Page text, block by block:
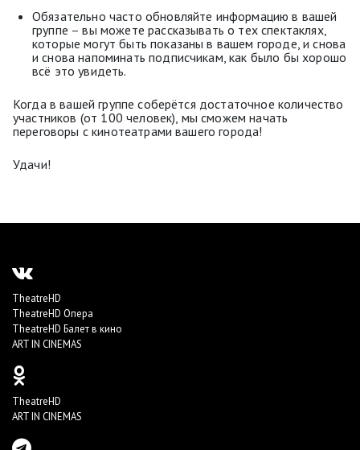
Обязательно часто обновляйте информацию в вашей
группе –вы можете рассказывать о тех спектаклях,
которые могут быть показаны в вашем городе, и снова
и снова напоминать подписчикам, как было бы хорошо
всё это увидеть.
Когда в вашей группе соберётся достаточное количество
участников (от 100 человек), мы сможем начать
переговоры с кинотеатрами вашего города!
Удачи!
TheatreHD
TheatreHD Опера
TheatreHD Балет в кино
ART IN CINEMAS
TheatreHD
ART IN CINEMAS